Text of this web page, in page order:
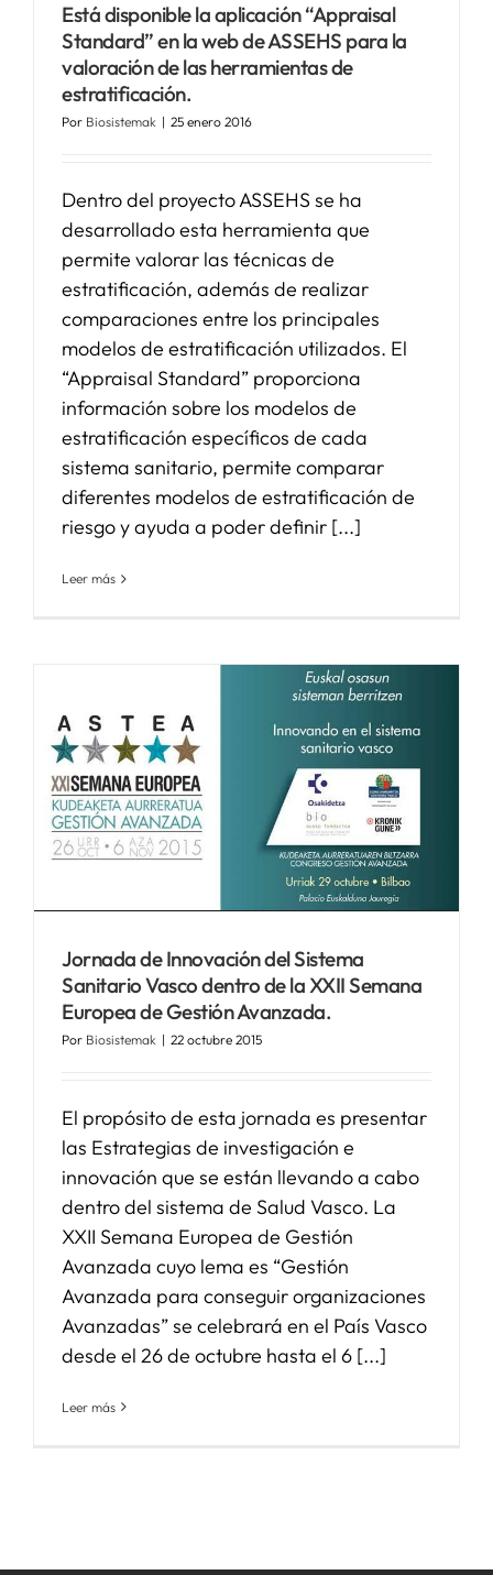
Está disponible la aplicación “Appraisal
Standard” en la web de ASSEHS para la
valoración de las herramientas de
estratificación.
Por Biosistemak | 25 enero 2016
Dentro del proyecto ASSEHS se ha
desarrollado esta herramienta que
permite valorar las técnicas de
estratificación, además de realizar
comparaciones entre los principales
modelos de estratificación utilizados. El
“Appraisal Standard” proporciona
información sobre los modelos de
estratificación específicos de cada
sistema sanitario, permite comparar
diferentes modelos de estratificación de
riesgo y ayuda a poder definir [...]
Leer más
Jornada de Innovación del Sistema
Sanitario Vasco dentro de la XXII Semana
Europea de Gestión Avanzada.
Por Biosistemak | 22 octubre 2015
El propósito de esta jornada es presentar
las Estrategias de investigación e
innovación que se están llevando a cabo
dentro del sistema de Salud Vasco. La
XXII Semana Europea de Gestión
Avanzada cuyo lema es “Gestión
Avanzada para conseguir organizaciones
Avanzadas” se celebrará en el País Vasco
desde el 26 de octubre hasta el 6 [...]
Leer más